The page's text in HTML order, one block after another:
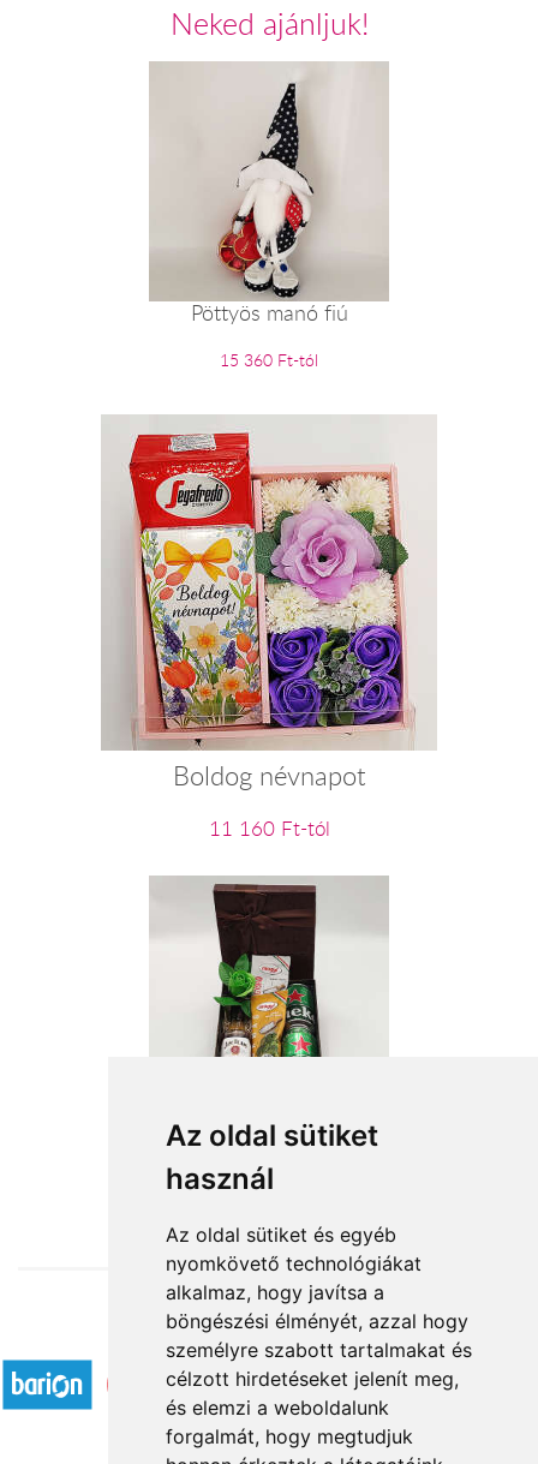
Az oldal sütiket
használ
Az oldal sütiket és egyéb
nyomkövető technológiákat
alkalmaz, hogy javítsa a
böngészési élményét, azzal hogy
személyre szabott tartalmakat és
célzott hirdetéseket jelenít meg,
és elemzi a weboldalunk
forgalmát, hogy megtudjuk
Neked ajánljuk!
Pöttyös manó fiú
15 360 Ft-tól
Boldog névnapot
11 160 Ft-tól
Énidő
18 800 Ft-tól
Elfogadott fizetési módok